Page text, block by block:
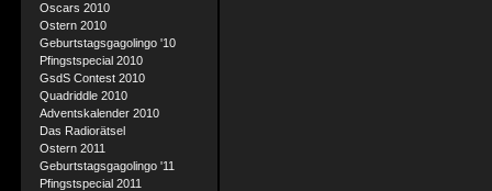
Oscars 2010
Ostern 2010
Geburtstagsgagolingo '10
Pfingstspecial 2010
GsdS Contest 2010
Quadriddle 2010
Adventskalender 2010
Das Radiorätsel
Ostern 2011
Geburtstagsgagolingo '11
Pfingstspecial 2011